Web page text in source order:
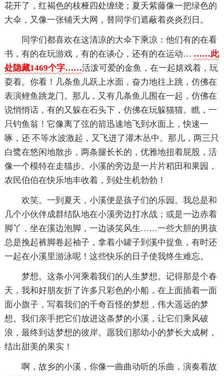
花开了，红褐色的枝桠四处缠绕；夏天紫藤像一把绿色的
大伞，又像一张铺天大网，替同学们遮蔽着炎炎烈日。
同学们都喜欢在这清凉的大伞下乘凉：他们有的在看
书，有的在玩游戏，有的在谈心，还有的在运动… ……此
处隐藏1469个字……活泼可爱的金鱼，在一起嬉戏着，玩
耍着。你看！几条鱼儿跃上水面，奋力地往上跳，仿佛在
表演鲤鱼跳龙门。那儿，又有几条鱼儿围在一起，仿佛在
说悄悄话，有的又躲在石头下，仿佛在玩躲猫猫。瞧，一
只钓鱼翁！它像离了弦的箭迅速地飞到水面上，快速一
啄，还 不等水波激起，又飞进了灌木丛中。那儿，两三只
白鹭在悠闲地散步，两条腿长长的，优雅地扭着屁股，活
像一个模特在走猫步。小溪的旁边是一片片稻田和果园，
农民伯伯在快乐地丰收着，到处生机勃勃！
欢笑。一到夏天，小溪便是孩子们的乐园。我总是和
几个小伙伴成群结队地在小溪旁边打水战；或是一边赤着
脚丫，坐在溪边泡脚，一边谈笑风生……一些大胆的男孩
总是挽起裤脚卷起袖子，拿着小罐子到溪中捉鱼，有时还
一起在小溪里游泳呢！这些快乐的日子使我终生难忘。
梦想。这条小河乘着我们的人生梦想。记得那是个春
天，我和好朋友折了许多只彩色的小船，在上面插着一面
面小旗子，写着我们的千奇百怪的梦想，伟大遥远的梦
想。我们亲手把它们放进这条梦的小溪，让它们乘风破
浪，最终到达梦想的彼岸。愿我们那幼小的梦长大成树，
结出甜美的果实！
啊，故乡的小溪，你像一曲曲动听的乐曲，演奏着故